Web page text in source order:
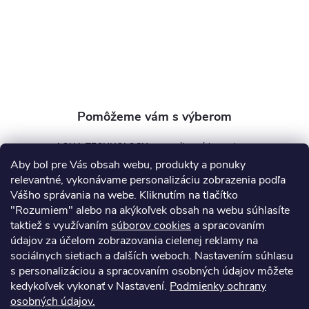
Aby bol pre Vás obsah webu, produkty a ponuky
relevantné, vykonávame personalizáciu zobrazenia podľa
Vášho správania na webe. Kliknutím na tlačítko
"Rozumiem" alebo na akýkoľvek obsah na webu súhlasíte
taktiež s využívaním súborov cookies a spracovaním
údajov za účelom zobrazovania cielenej reklamy na
sociálnych sietiach a ďalších weboch. Nastavením súhlasu
s personalizáciou a spracovaním osobných údajov môžete
kedykoľvek vykonať v Nastavení. Podmienky ochrany
osobných údajov.
AQUA TECHNOLOGY s.r.o.
info @aquatechnology.sk
+421 911 991 394
Informácie pre vás
Kontakty Obchodné podmienky